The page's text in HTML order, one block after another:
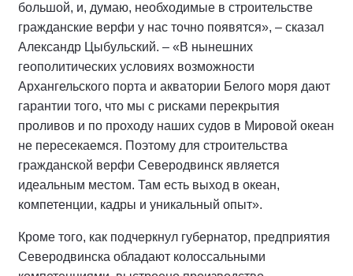
большой, и, думаю, необходимые в строительстве
гражданские верфи у нас точно появятся», – сказал
Александр Цыбульский. – «В нынешних
геополитических условиях возможности
Архангельского порта и акватории Белого моря дают
гарантии того, что мы с рисками перекрытия
проливов и по проходу наших судов в Мировой океан
не пересекаемся. Поэтому для строительства
гражданской верфи Северодвинск является
идеальным местом. Там есть выход в океан,
компетенции, кадры и уникальный опыт».
Кроме того, как подчеркнул губернатор, предприятия
Северодвинска обладают колоссальными